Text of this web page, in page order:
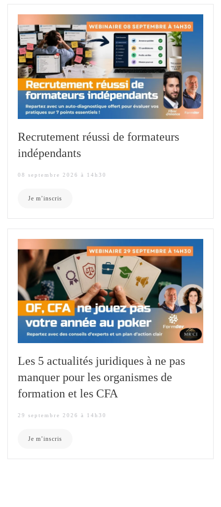
Recrutement réussi de formateurs
indépendants
08 septembre 2026 à 14h30
Je m’inscris
Les 5 actualités juridiques à ne pas
manquer pour les organismes de
formation et les CFA
29 septembre 2026 à 14h30
Je m’inscris